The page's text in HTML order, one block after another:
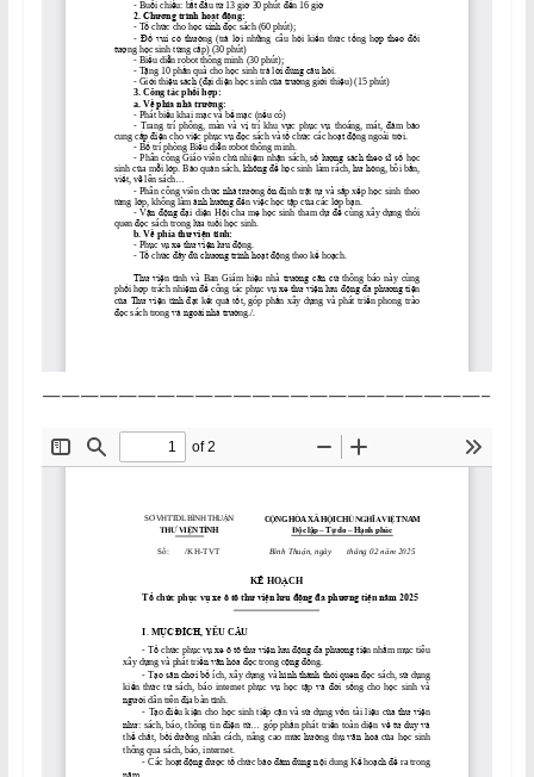
———————————————————————–